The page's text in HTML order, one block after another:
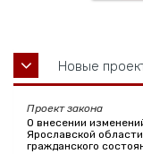
Новые
Проект закона
О внесении
Ярославской
гражданского